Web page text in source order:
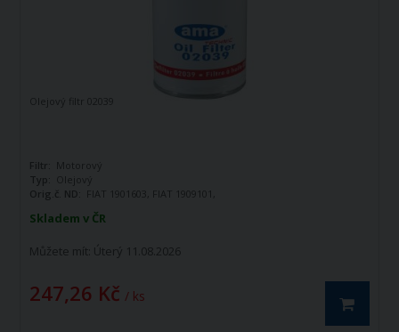
Skladem v ČR
Můžete mít: Úterý 11.08.2026
247,26 Kč / ks
Olejový filtr 02039
Filtr: Motorový
Typ:
Olejový
Orig.č. ND: FIAT 1901603, FIAT 1909101,
4625547, FIAT 4629544, FIAT 4630786,
1909101, COOPERS FIAAM FT4670T,
UFI 23.107.01, CLEAN DO821